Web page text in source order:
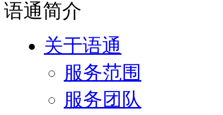
语通简介
关于语通
服务范围
服务团队